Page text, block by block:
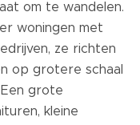
om te wandelen.
woningen met
ze richten
op grotere schaal
grote
kleine